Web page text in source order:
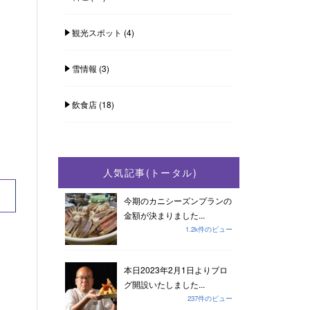
観光スポット (4)
雪情報 (3)
飲食店(18)
人気記事(トータル)
今期のカニシーズンプランの
金額が決まりました...
1.2k件のビュー
本日2023年2月1日よりブロ
グ開設いたしました...
237件のビュー